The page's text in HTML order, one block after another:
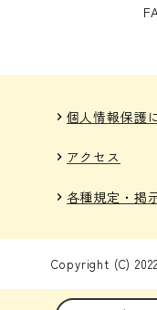
chevron_right 個人情報保護
chevron_right アクセス
chevron_right 各種規定・掲
Copyright (C)